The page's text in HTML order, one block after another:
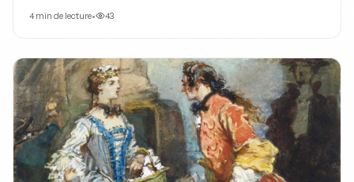
et ses audaces poétiques, découvrez les clés de
4 min de lecture• 43